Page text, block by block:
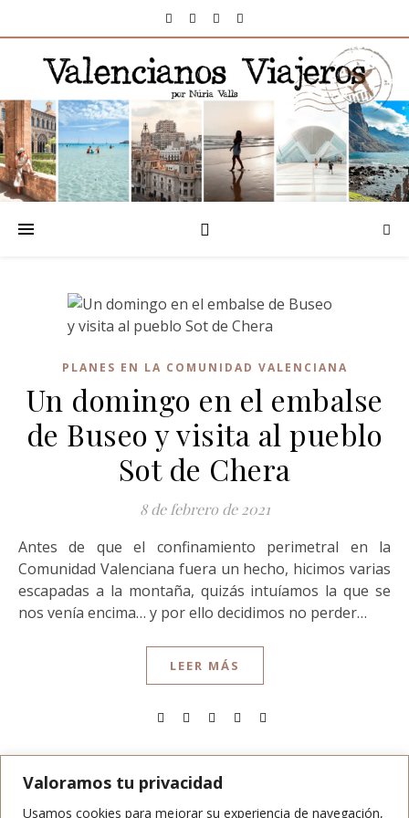
Valoramos tu privacidad
Usamos cookies para mejorar su experiencia de navegación,
PLANES EN LA COMUNIDAD VALENCIANA
Un domingo en el embalse
de Buseo y visita al pueblo
Sot de Chera
8 de febrero de 2021
Antes de que el confinamiento perimetral en la
Comunidad Valenciana fuera un hecho, hicimos varias
escapadas a la montaña, quizás intuíamos la que se
nos venía encima… y por ello decidimos no perder…
LEER MÁS